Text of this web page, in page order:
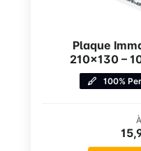
Plaque
210×130 –
100%